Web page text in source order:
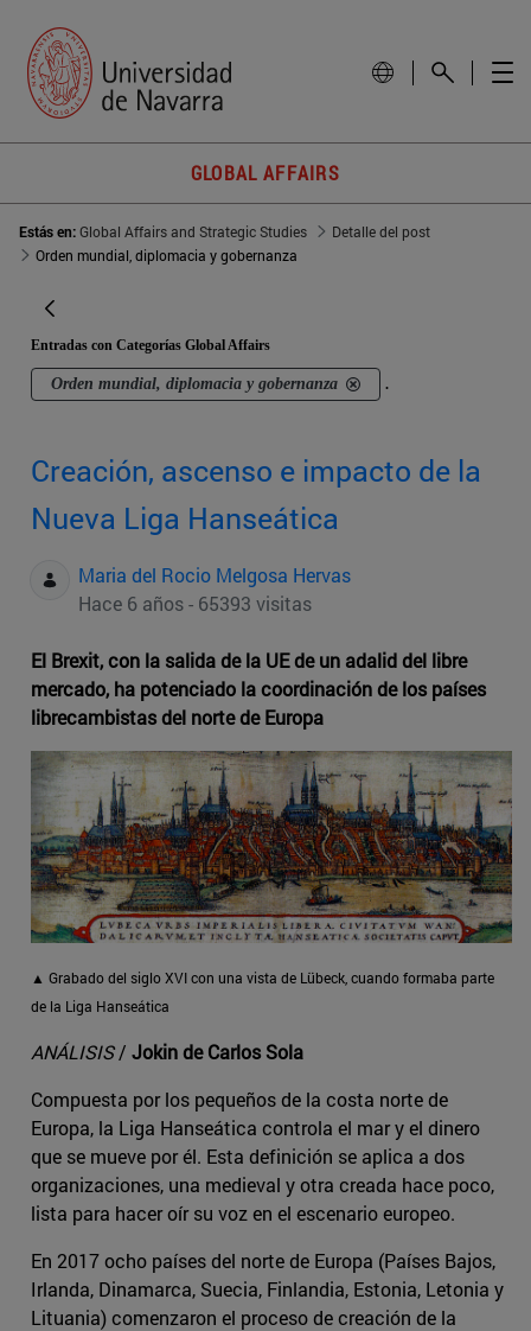
GLOBAL AFFAIRS
Estás en:Global Affairs and Strategic Studies
Detalle del post
Orden mundial, diplomacia y gobernanza
Entradas con Categorías Global Affairs
Orden mundial, diplomacia y gobernanza .
Creación, ascenso e impacto de la
Nueva Liga Hanseática
Maria del Rocio Melgosa Hervas
Hace 6 años - 65393 visitas
El Brexit, con la salida de la UE de un adalid del libre
mercado, ha potenciado la coordinación de los países
librecambistas del norte de Europa
▲ Grabado del siglo XVI con una vista de Lübeck, cuando formaba parte
de la Liga Hanseática
ANÁLISIS/ Jokin de Carlos Sola
Compuesta por los pequeños de la costa norte de
Europa, la Liga Hanseática controla el mar y el dinero
que se mueve por él. Esta definición se aplica a dos
organizaciones, una medieval y otra creada hace poco,
lista para hacer oír su voz en el escenario europeo.
En 2017 ocho países del norte de Europa (Países Bajos,
Irlanda, Dinamarca, Suecia, Finlandia, Estonia, Letonia y
Lituania) comenzaron el proceso de creación de la